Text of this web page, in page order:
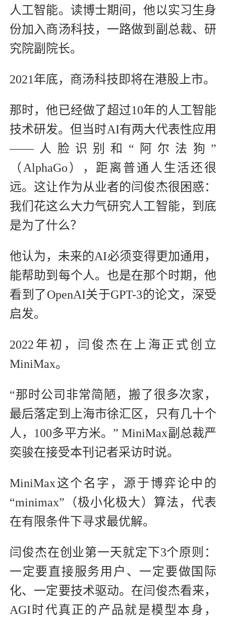
人工智能。读博士期间，他以实习生身
份加入商汤科技，一路做到副总裁、研
究院副院长。
2021年底，商汤科技即将在港股上市。
那时，他已经做了超过10年的人工智能
技术研发。但当时AI有两大代表性应用
——人脸识别和“阿尔法狗”
（AlphaGo），距离普通人生活还很
远。这让作为从业者的闫俊杰很困惑：
我们花这么大力气研究人工智能，到底
是为了什么？
他认为，未来的AI必须变得更加通用，
能帮助到每个人。也是在那个时期，他
看到了OpenAI关于GPT-3的论文，深受
启发。
2022年初，闫俊杰在上海正式创立
MiniMax。
“那时公司非常简陋，搬了很多次家，
最后落定到上海市徐汇区，只有几十个
人，100多平方米。” MiniMax副总裁严
奕骏在接受本刊记者采访时说。
MiniMax这个名字，源于博弈论中的
“minimax”（极小化极大）算法，代表
在有限条件下寻求最优解。
闫俊杰在创业第一天就定下3个原则：
一定要直接服务用户、一定要做国际
化、一定要技术驱动。在闫俊杰看来，
AGI时代真正的产品就是模型本身，